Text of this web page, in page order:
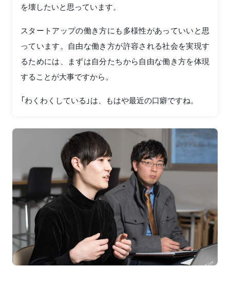
を壊したいと思っています。
スタートアップの働き方にも多様性があっていいと思
っています。自由な働き方が許容される社会を実現す
るためには、まずは自分たちから自由な働き方を体現
することが大事ですから。
「わくわくしている」は、もはや最近の口癖ですね。